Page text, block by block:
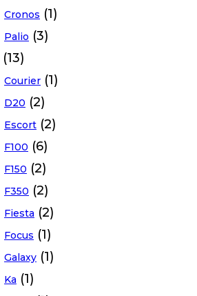
Cronos (1)
Palio (3)
(13)
Courier (1)
D20 (2)
Escort (2)
F100 (6)
F150 (2)
F350 (2)
Fiesta (2)
Focus (1)
Galaxy (1)
Ka (1)